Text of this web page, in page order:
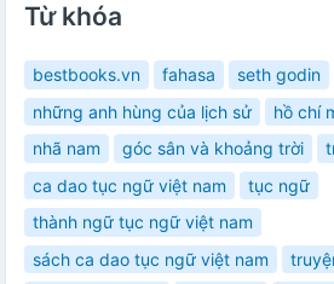
Từ khóa
bestbooks.vn fahasa seth godin
những anh hùng của lịch sử
hồ chí
nhã nam
góc sân và khoảng trời
ca dao tục ngữ việt nam
tục ngữ
thành ngữ tục ngữ việt nam
sách ca dao tục ngữ việt nam